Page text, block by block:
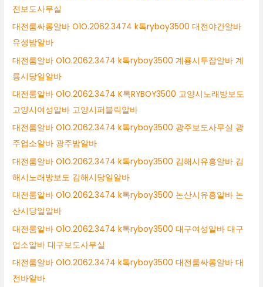
전보도사무실
대전룸싸롱알바 O1O.2062.3474 k톡ryboy3500 대전야간알바
유성밤알바
대전룸알바 O1O.2062.3474 k톡ryboy3500 계룡시투잡알바 계
룡시당일알바
대전룸알바 O1O.2062.3474 K톡RYBOY3500 고양시노래방보도
고양시여성알바 고양시퍼블릭알바
대전룸알바 O1O.2062.3474 k톡ryboy3500 광주보도사무실 광
주업소알바 광주밤알바
대전룸알바 O1O.2062.3474 k톡ryboy3500 김해시유흥알바 김
해시노래방보도 김해시당일알바
대전룸알바 O1O.2062.3474 k톡ryboy3500 논산시유흥알바 논
산시당일알바
대전룸알바 O1O.2062.3474 k톡ryboy3500 대구여성알바 대구
업소알바 대구보도사무실
대전룸알바 O1O.2062.3474 k톡ryboy3500 대전룸싸롱알바 대
전바알바